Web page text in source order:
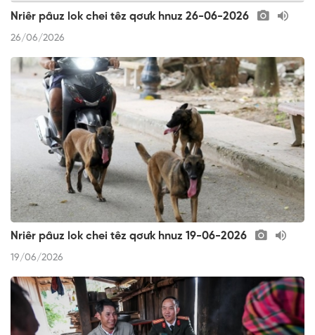
Nriêr pâuz lok chei têz qơưk hnuz 26-06-2026
26/06/2026
Nriêr pâuz lok chei têz qơưk hnuz 19-06-2026
19/06/2026